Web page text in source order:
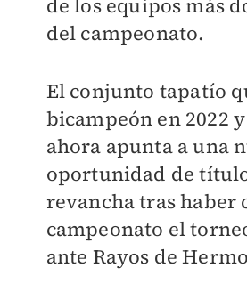
de los equipos más
del campeonato.
El conjunto tapatío
bicampeón en 2022
ahora apunta a una
oportunidad de
revancha tras haber
campeonato el
ante Rayos de